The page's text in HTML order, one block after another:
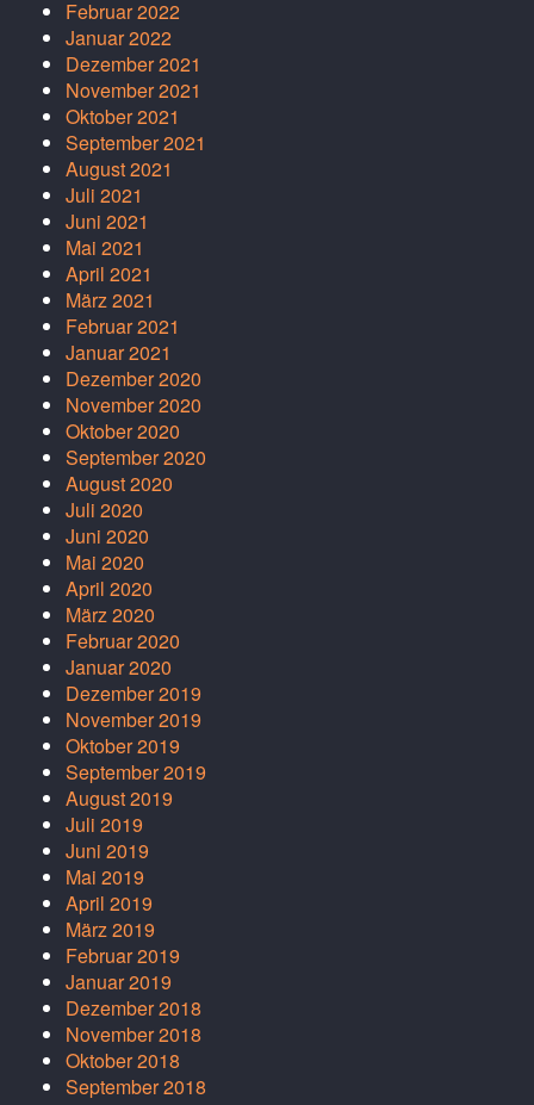
Februar 2022
Januar 2022
Dezember 2021
November 2021
Oktober 2021
September 2021
August 2021
Juli 2021
Juni 2021
Mai 2021
April 2021
März 2021
Februar 2021
Januar 2021
Dezember 2020
November 2020
Oktober 2020
September 2020
August 2020
Juli 2020
Juni 2020
Mai 2020
April 2020
März 2020
Februar 2020
Januar 2020
Dezember 2019
November 2019
Oktober 2019
September 2019
August 2019
Juli 2019
Juni 2019
Mai 2019
April 2019
März 2019
Februar 2019
Januar 2019
Dezember 2018
November 2018
Oktober 2018
September 2018